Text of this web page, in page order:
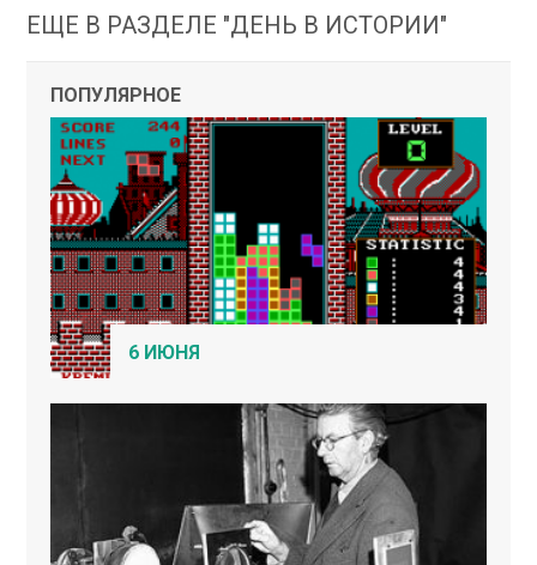
ЕЩЕ В РАЗДЕЛЕ "ДЕНЬ В ИСТОРИИ"
ПОПУЛЯРНОЕ
6 ИЮНЯ